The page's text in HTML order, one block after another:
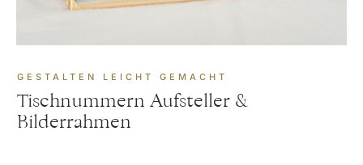
GESTALTEN LEICHT GEMACHT
Tischnummern Aufsteller &
Bilderrahmen